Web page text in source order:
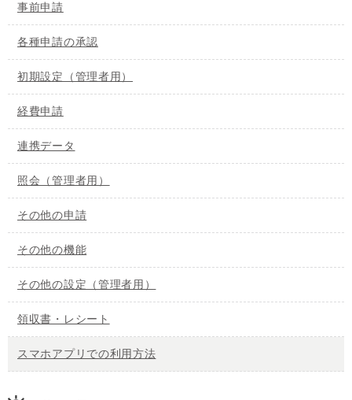
事前申請
各種申請の承認
初期設定（管理者用）
経費申請
連携データ
照会（管理者用）
その他の申請
その他の機能
その他の設定（管理者用）
領収書・レシート
スマホアプリでの利用方法